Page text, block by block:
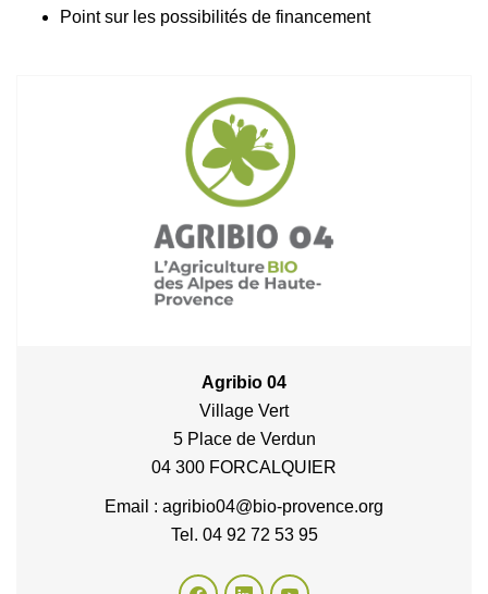
Point sur les possibilités de financement
Agribio 04
Village Vert
5 Place de Verdun
04 300 FORCALQUIER
Email : agribio04@bio-provence.org
Tel. 04 92 72 53 95